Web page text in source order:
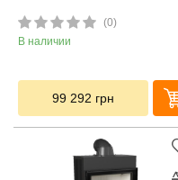
(0)
В наличии
99 292 грн